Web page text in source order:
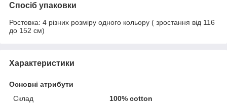
Спосіб упаковки
Ростовка: 4 різних розміру одного кольору ( зростання від 116
до 152 см)
Характеристики
Основні атрибути
Склад
100% сotton